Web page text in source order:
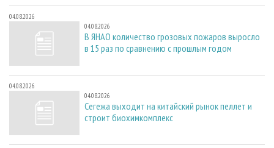
04.08.2026
04.08.2026
В ЯНАО количество грозовых пожаров выросло
в 15 раз по сравнению с прошлым годом
04.08.2026
04.08.2026
Сегежа выходит на китайский рынок пеллет и
строит биохимкомплекс